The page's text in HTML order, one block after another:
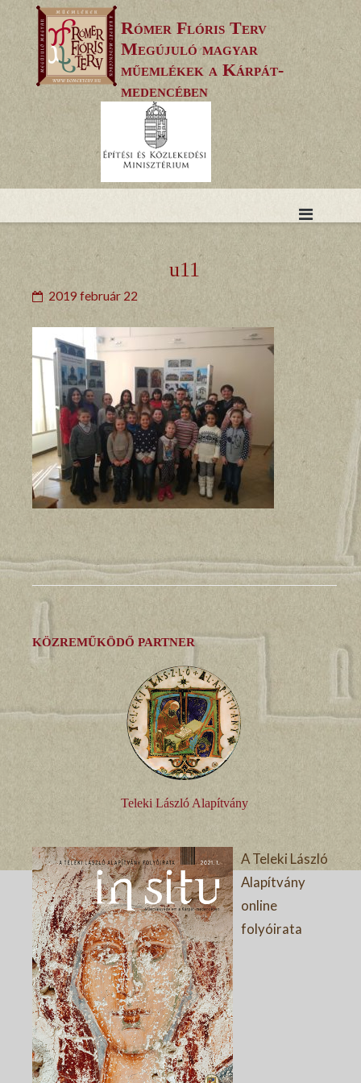
to
content
Rómer Flóris Terv
Megújuló magyar
műemlékek a Kárpát-
medencében
u11
2019 február 22
KÖZREMŰKÖDŐ PARTNER
Teleki László Alapítvány
A Teleki László
Alapítvány
online
folyóirata